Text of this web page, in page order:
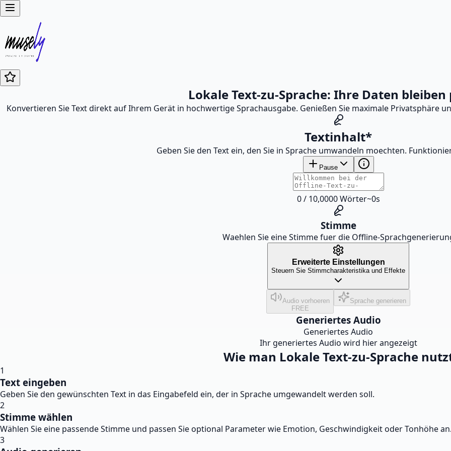
Lokale Text-zu-Sprache: Ihre Daten
Konvertieren Sie Text direkt auf Ihrem Gerät in hochwertige Sprachausgabe. Genießen Sie maximale Privatsphäre
Textinhalt*
Geben Sie den Text ein, den Sie in Sprache umwandeln moechten.
Pause
0 / 10,0000 Wörter~0s
Stimme
Waehlen Sie eine Stimme fuer die Offline-
Erweiterte Einstellungen
Steuern Sie Stimmcharakteristika und Effekte
Audio vorhoeren
FREE
Sprache generieren
Generiertes Audio
Generiertes Audio
Ihr generiertes Audio wird hier angezeigt
Wie man Lokale Text-zu-Sprache
1
Text eingeben
Geben Sie den gewünschten Text in das Eingabefeld ein, der in Sprache umgewandelt werden soll.
2
Stimme wählen
Wählen Sie eine passende Stimme und passen Sie optional Parameter wie Emotion, Geschwindigkeit oder Tonhöhe an.
3